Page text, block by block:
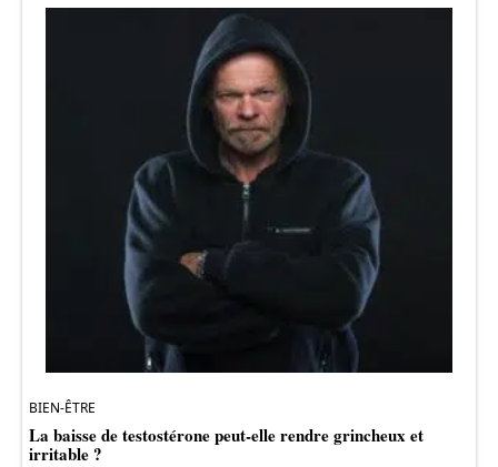
BIEN-ÊTRE
La baisse de testostérone peut-elle rendre grincheux et
irritable ?